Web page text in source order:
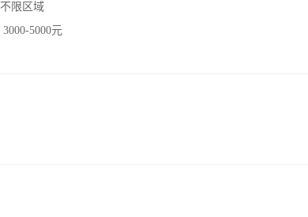
不限区域
3000-5000元